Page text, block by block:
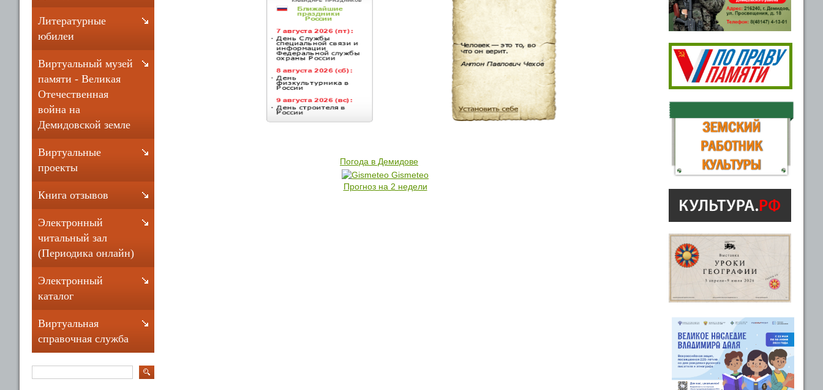
Погода в Демидове
Gismeteo
Прогноз на 2 недели
Литературные
юбилеи
Виртуальный музей
памяти - Великая
Отечественная
война на
Демидовской земле
Виртуальные
проекты
Книга отзывов
Электронный
читальный зал
(Периодика онлайн)
Электронный
каталог
Виртуальная
справочная служба